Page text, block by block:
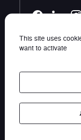
présents
This site uses
want to activate